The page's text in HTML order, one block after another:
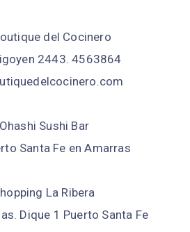
del Cocinero
2443. 4563864
Sushi Bar
Santa Fe en Amarras
La Ribera
Dique 1 Puerto Santa Fe